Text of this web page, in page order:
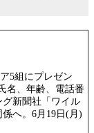
5組にプレゼン
名、年齢、電話番
グ新聞社「ワイル
へ。6月19日(月)